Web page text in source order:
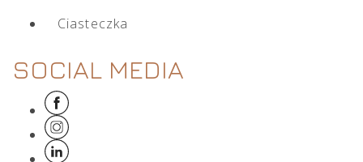
Ciasteczka
SOCIAL MEDIA